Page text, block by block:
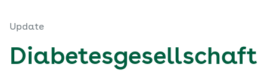
Update
Diabetesgesellschaft